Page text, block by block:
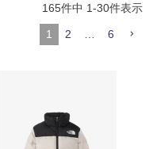
165件中 1-30件表示
1 2 6